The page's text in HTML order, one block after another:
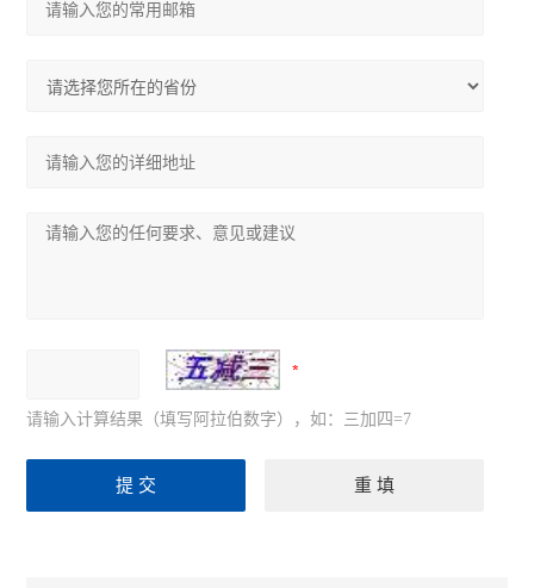
请输入计算结果（填写阿拉伯数字），如：三加四=7